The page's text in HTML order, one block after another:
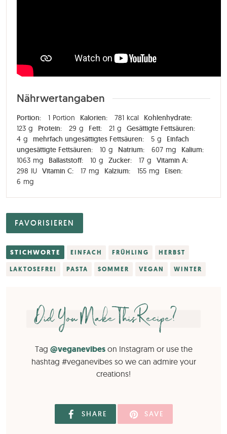
Nährwertangaben
Portion: 1 Portion Kalorien: 781 kcal
Kohlenhydrate:
123 g Protein: 29 g Fett: 21 g
Gesättigte Fettsäuren:
4 g mehrfach ungesättigtes Fettsäuren: 5 g
Einfach
ungesättigte Fettsäuren:
10 g Natrium: 607 mg
Kalium:
1063 mg Ballaststoff: 10 g Zucker: 17 g
Vitamin A:
298 IU Vitamin C: 17 mg Kalzium: 155 mg
Eisen:
6 mg
FAVORISIEREN
STICHWORTE EINFACH FRÜHLING HERBST
LAKTOSEFREI PASTA SOMMER VEGAN WINTER
Did You Make This Recipe?
Tag @veganevibeson Instagram or use the
hashtag #veganevibes so we can admire your
creations!
SHARE SAVE